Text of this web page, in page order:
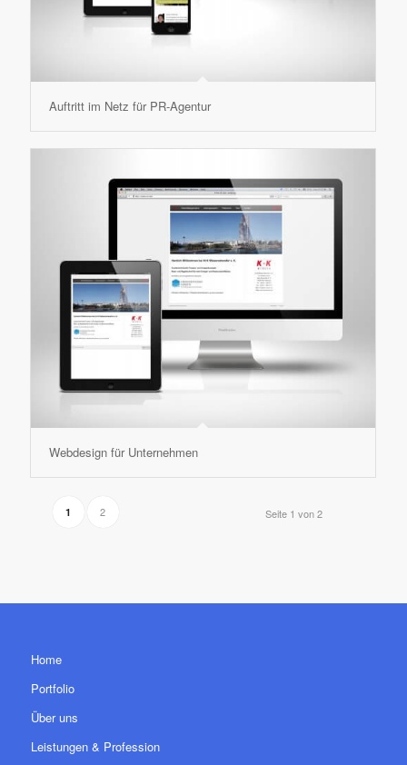
Auftritt im Netz für PR-Agentur
Webdesign für Unternehmen
Seite 1 von 2
1 2
Home
Portfolio
Über uns
Leistungen & Profession